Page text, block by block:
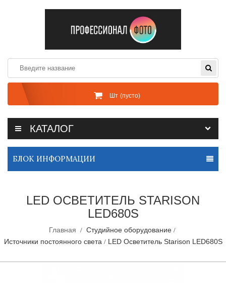
Шт (пусто)
КАТАЛОГ
БЛОК ИНФОРМАЦИИ
LED ОСВЕТИТЕЛЬ STARISON
LED680S
Главная
Студийное оборудование
Источники постоянного света
LED Осветитель Starison LED680S